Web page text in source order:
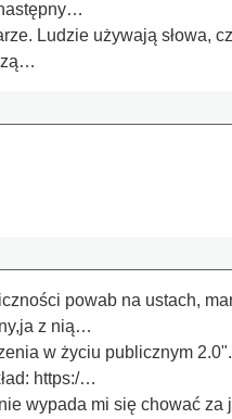
Ludzie używają słowa,
powab na ustach,
z nią…
w życiu publicznym
https:/…
wypada mi się chować